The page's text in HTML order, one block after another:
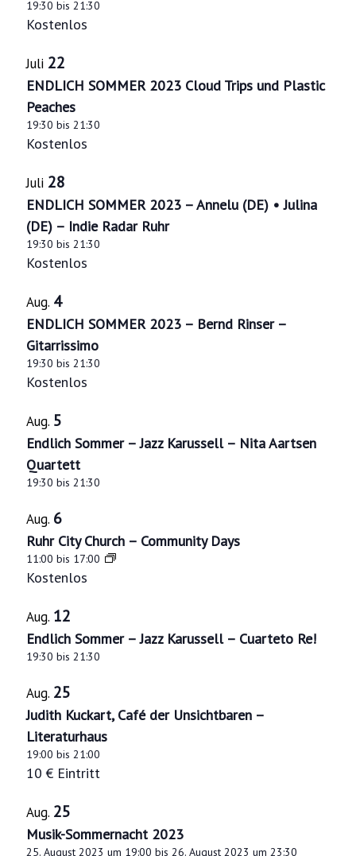
19:30 bis 21:30
Kostenlos
Juli 22
ENDLICH SOMMER 2023 Cloud Trips und Plastic
Peaches
19:30 bis 21:30
Kostenlos
Juli 28
ENDLICH SOMMER 2023 – Annelu (DE) • Julina
(DE) – Indie Radar Ruhr
19:30 bis 21:30
Kostenlos
Aug. 4
ENDLICH SOMMER 2023 – Bernd Rinser –
Gitarrissimo
19:30 bis 21:30
Kostenlos
Aug. 5
Endlich Sommer – Jazz Karussell – Nita Aartsen
Quartett
19:30 bis 21:30
Aug. 6
Ruhr City Church – Community Days
11:00 bis 17:00
Kostenlos
Aug. 12
Endlich Sommer – Jazz Karussell – Cuarteto Re!
19:30 bis 21:30
Aug. 25
Judith Kuckart, Café der Unsichtbaren –
Literaturhaus
19:00 bis 21:00
10 € Eintritt
Aug. 25
Musik-Sommernacht 2023
25. August 2023 um 19:00 bis 26. August 2023 um 23:30